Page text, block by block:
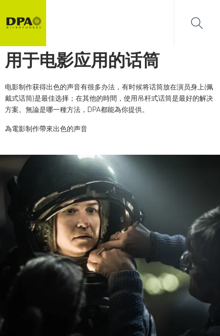
用于电影应用的话筒
电影制作获得出色的声音有很多办法，有时候将话筒放在演员身上(佩
戴式话筒)是最佳选择；在其他的時間，使用吊杆式话筒是最好的解决
方案。無論是哪一種方法，DPA都能為你提供。
為電影制作帶來出色的声音